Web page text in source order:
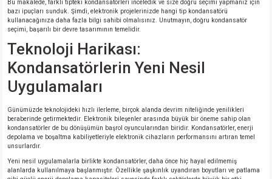
Bu makalede, farklı tipteki kondansatörleri inceledik ve size doğru seçimi yapmanız için
bazı ipuçları sunduk. Şimdi, elektronik projelerinizde hangi tip kondansatörü
kullanacağınıza daha fazla bilgi sahibi olmalısınız. Unutmayın, doğru kondansatör
seçimi, başarılı bir devre tasarımının temelidir.
Teknoloji Harikası:
Kondansatörlerin Yeni Nesil
Uygulamaları
Günümüzde teknolojideki hızlı ilerleme, birçok alanda devrim niteliğinde yenilikleri
beraberinde getirmektedir. Elektronik bileşenler arasında büyük bir öneme sahip olan
kondansatörler de bu dönüşümün başrol oyuncularından biridir. Kondansatörler, enerji
depolama ve boşaltma kabiliyetleriyle elektronik cihazların performansını artıran temel
unsurlardır.
Yeni nesil uygulamalarla birlikte kondansatörler, daha önce hiç hayal edilmemiş
alanlarda kullanılmaya başlanmıştır. Özellikle şaşkınlık uyandıran boyutları ve patlama